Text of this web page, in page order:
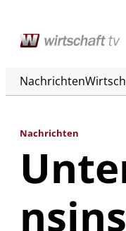
Nachrichten
Nachrichten